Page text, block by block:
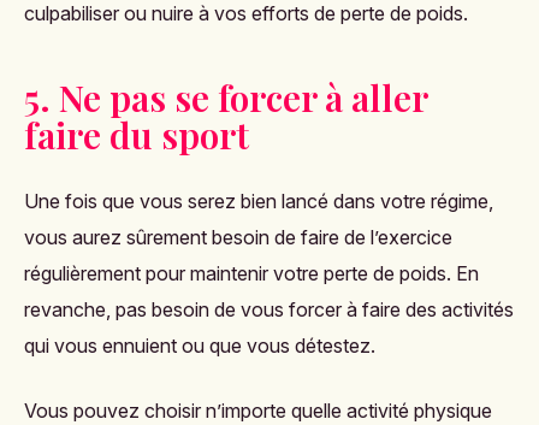
culpabiliser ou nuire à vos efforts de perte de poids.
5. Ne pas se forcer à aller
faire du sport
Une fois que vous serez bien lancé dans votre régime,
vous aurez sûrement besoin de faire de l’exercice
régulièrement pour maintenir votre perte de poids. En
revanche, pas besoin de vous forcer à faire des activités
qui vous ennuient ou que vous détestez.
Vous pouvez choisir n’importe quelle activité physique